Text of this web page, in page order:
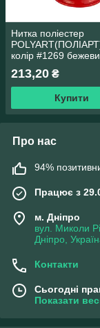
Нитка поліестер
колір #1269
3000м (ОРИГІНАЛ,
ТУРЕЧЧИНА)
213,20 ₴
Купити
Про нас
94%
Працює з
м. Дніпро
вул. Миколи
Дніпро,
Контакти
Сьогодні
Показати